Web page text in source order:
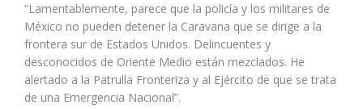
“Lamentablemente, parece que la policía y los militares de
México no pueden detener la Caravana que se dirige a la
frontera sur de Estados Unidos. Delincuentes y
desconocidos de Oriente Medio están mezclados. He
alertado a la Patrulla Fronteriza y al Ejército de que se trata
de una Emergencia Nacional”.